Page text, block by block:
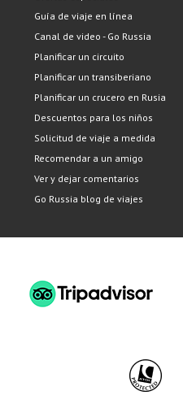
Guía de viaje en línea
Canal de video - Go Russia
Planificar un circuito
Planificar un transiberiano
Planificar un crucero en Rusia
Descuentos para los niños
Solicitud de viaje a medida
Recomendar a un amigo
Ver y dejar comentarios
Go Russia blog de viajes